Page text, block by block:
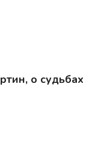
о судьбах